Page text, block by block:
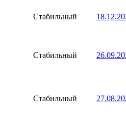
Стабильный
Стабильный
Стабильный